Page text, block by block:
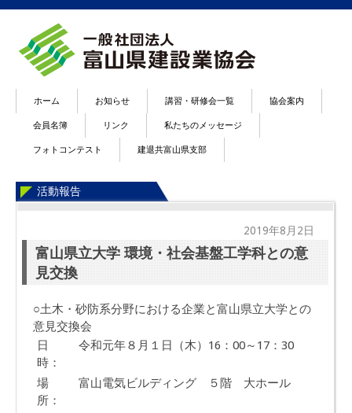
ホーム お知らせ 講習・研修会一覧 協会案内
会員名簿 リンク 私たちのメッセージ
フォトコンテスト 建退共富山県支部
活動報告
2019年8月2日
富山県立大学 環境・社会基盤工学科との意
見交換
○土木・砂防系分野における企業と富山県立大学との
意見交換会
日
時：
令和元年８月１日（木）16：00～17：30
場
所：
富山電気ビルディング ５階 大ホール